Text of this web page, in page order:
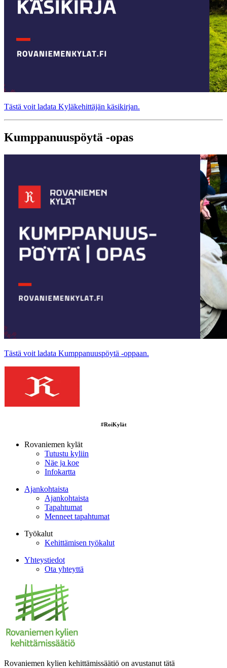
Tästä voit ladata Kyläkehittäjän käsikirjan.
Kumppanuuspöytä -opas
Tästä voit ladata Kumppanuuspöytä -oppaan.
#RoiKylät
Rovaniemen kylät
Tutustu kyliin
Näe ja koe
Infokartta
Ajankohtaista
Ajankohtaista
Tapahtumat
Menneet tapahtumat
Työkalut
Kehittämisen työkalut
Yhteystiedot
Ota yhteyttä
Rovaniemen kylien kehittämissäätiö on avustanut tätä